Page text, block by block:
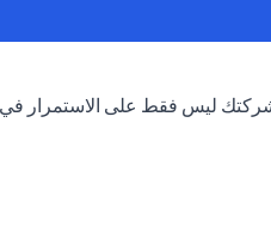
ليس فقط على الاستمرار في